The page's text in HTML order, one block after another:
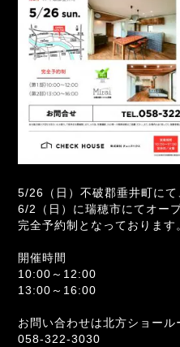
5/26（日）不破郡垂井町にて
6/2（日）に瑞穂市にてオー
完全予約制となっております
開催時間
10:00～12:00
13:00～16:00
お問い合わせは北方ショール
058-322-3030